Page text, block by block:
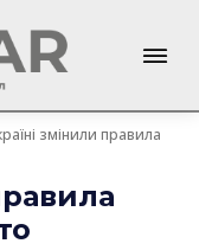
змінили правила